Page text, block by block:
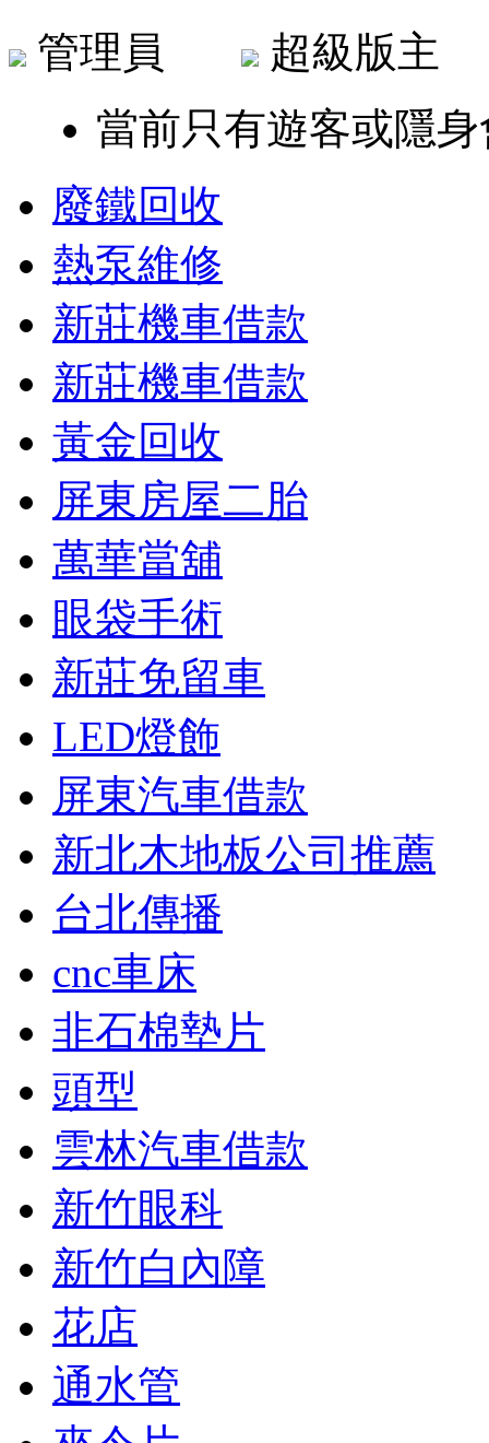
管理員
超級版
當前只有遊客或隱
廢鐵回收
熱泵維修
新莊機車借款
新莊機車借款
黃金回收
屏東房屋二胎
萬華當舖
眼袋手術
新莊免留車
LED燈飾
屏東汽車借款
新北木地板公司推薦
台北傳播
cnc車床
非石棉墊片
頭型
雲林汽車借款
新竹眼科
新竹白內障
花店
通水管